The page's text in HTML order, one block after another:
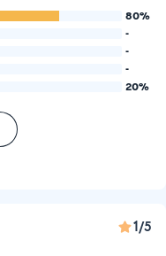
80%
-
-
-
20%
1/5